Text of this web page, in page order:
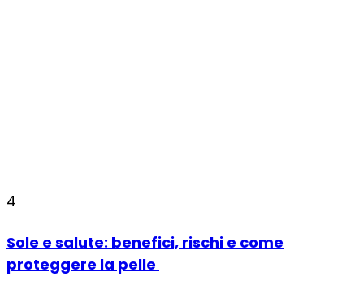
4
Sole e salute: benefici, rischi e come
proteggere la pelle